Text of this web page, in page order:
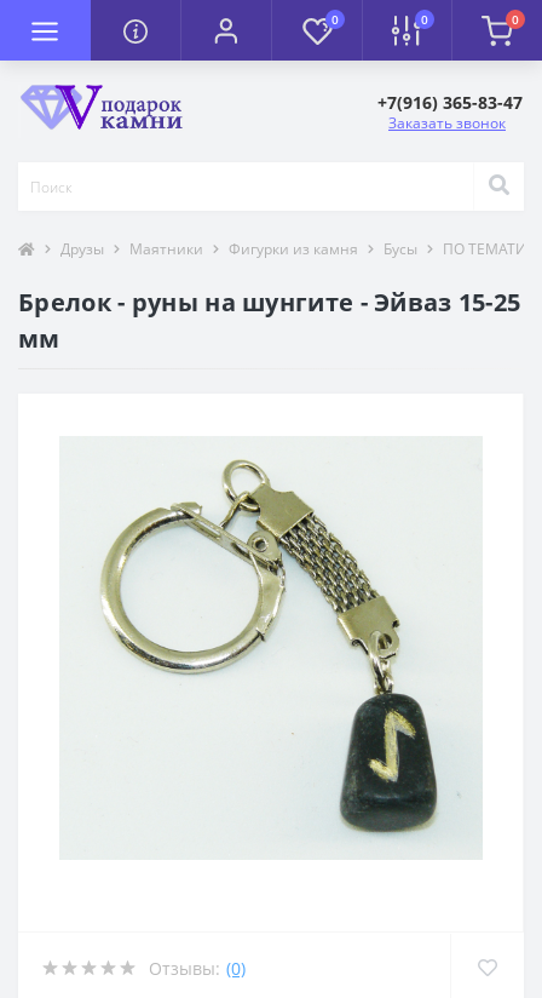
0 0 0
+7(916) 365-83-47
Заказать звонок
Друзы Маятники Фигурки из камня Бусы ПО ТЕМАТИКЕ
Брелок - руны на шунгите - Эйваз 15-25
мм
Отзывы: (0)